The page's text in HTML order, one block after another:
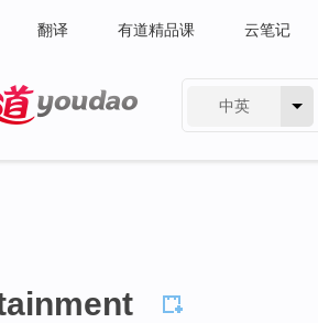
翻译 有道精品课 云笔记
中英